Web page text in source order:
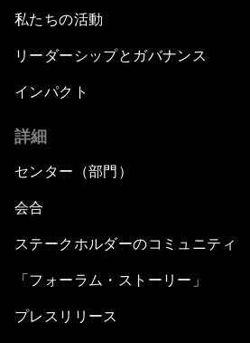
私たちの活動
リーダーシップとガバナンス
インパクト
詳細
センター（部門）
会合
ステークホルダーのコミュニティ
「フォーラム・ストーリー」
プレスリリース